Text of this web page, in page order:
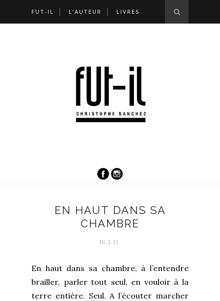
FUT-IL L’AUTEUR LIVRES
EN HAUT DANS SA
CHAMBRE
10.3.13
En haut dans sa chambre, à l’entendre
brailler, parler tout seul, en vouloir à la
terre entière. Seul. A l’écouter marcher